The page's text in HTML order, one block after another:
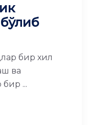
бир хил
ва
...